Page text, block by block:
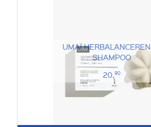
UMAÏ
SHAMPOO
20,90